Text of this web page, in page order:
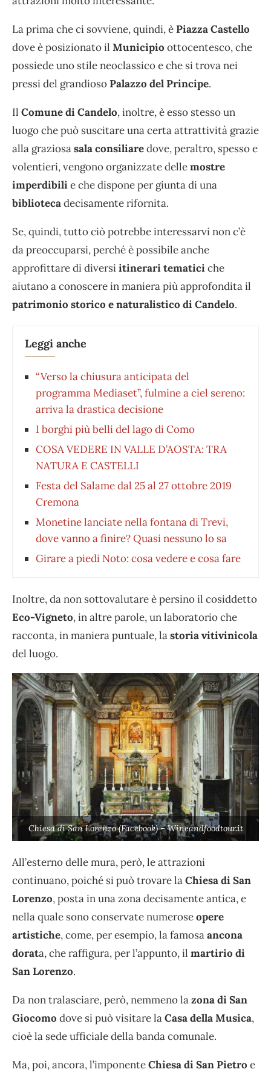
La prima che ci sovviene, quindi, èPiazza Castello
dove è posizionato il Municipio ottocentesco, che
possiede uno stile neoclassico e che si trova nei
pressi del grandiosoPalazzo del Principe.
Il Comune di Candelo, inoltre, è esso stesso un
luogo che può suscitare una certa attrattività grazie
alla graziosasala consiliaredove, peraltro, spesso e
volentieri, vengono organizzate dellemostre
imperdibilie che dispone per giunta di una
bibliotecadecisamente rifornita.
Se, quindi, tutto ciò potrebbe interessarvi non c’è
da preoccuparsi, perché è possibile anche
approfittare di diversiitinerari tematiciche
aiutano a conoscere in maniera più approfondita il
patrimonio storico e naturalistico di Candelo.
Leggi anche
“Verso la chiusura anticipata del
programma Mediaset”, fulmine a ciel sereno:
arriva la drastica decisione
I borghi più belli del lago di Como
COSA VEDERE IN VALLE D’AOSTA: TRA
NATURA E CASTELLI
Festa del Salame dal 25 al 27 ottobre 2019
Cremona
Monetine lanciate nella fontana di Trevi,
dove vanno a finire? Quasi nessuno lo sa
Girare a piedi Noto: cosa vedere e cosa fare
Inoltre, da non sottovalutare è persino il cosiddetto
Eco-Vigneto, in altre parole, un laboratorio che
racconta, in maniera puntuale, lastoria vitivinicola
del luogo.
Chiesa di San Lorenzo (Facebook) – Wineandfoodtour.it
All’esterno delle mura, però, le attrazioni
continuano, poiché si può trovare laChiesa di San
Lorenzo, posta in una zona decisamente antica, e
nella quale sono conservate numeroseopere
artistiche, come, per esempio, la famosaancona
dorata, che raffigura, per l’appunto, il martirio di
San Lorenzo.
Da non tralasciare, però, nemmeno lazona di San
Giocomo dove si può visitare laCasa della Musica,
cioè la sede ufficiale della banda comunale.
Ma, poi, ancora, l’imponenteChiesa di San Pietro e